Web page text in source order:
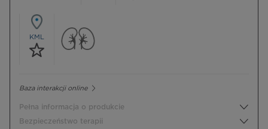
KML
Baza interakcji online
Pełna informacja o produkcie
Bezpieczeństwo terapii